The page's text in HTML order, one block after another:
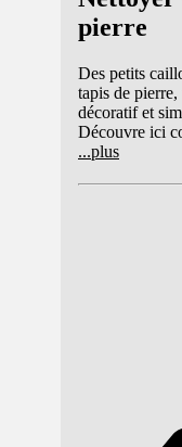
pierre
Des petits
tapis de
décoratif et
Découvre ici
...plus